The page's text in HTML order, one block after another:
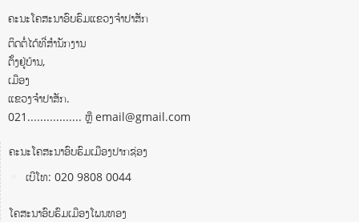
ຄະນະໂຄສະນາອົບຮົມແຂວງຈຳປາສັກ
ຕິດຕໍ່ໄດ້ທີ່ສຳນັກງານ
ຕັ້ງຢູ່ບ້ານ,
ເມືອງ
ແຂວງຈຳປາສັກ.
021................. ຫຼື email@gmail.com
ຄະນະໂຄສະນາອົບຮົມເມືອງປາກຊ່ອງ
ເບີໂທ: 020 9808 0044
ໂຄສະນາອົບຮົມເມືອງໂພນທອງ